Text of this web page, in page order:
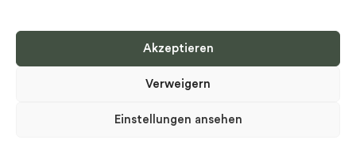
Akzeptieren
Verweigern
Einstellungen ansehen
Select country
Datenschutz-Bestimmungen
Urheberrecht 2026 Nordic Spectra Alle Rechte vorbehalten